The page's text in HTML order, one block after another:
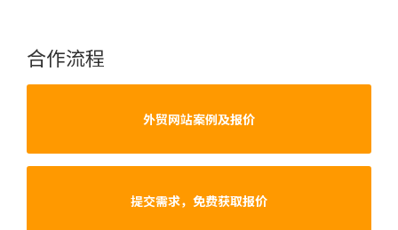
合作流程
外贸网站案例及报价
提交需求，免费获取报价